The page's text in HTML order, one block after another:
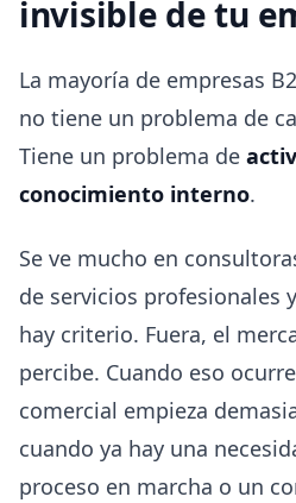
invisible de tu
La mayoría de empresas
no tiene un problema de
Tiene un problema de
conocimiento interno.
Se ve mucho en
de servicios profesionales
hay criterio. Fuera, el
percibe. Cuando eso
comercial empieza
cuando ya hay una
proceso en marcha o un